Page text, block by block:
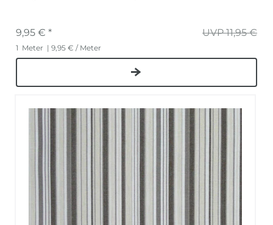
UVP 11,95 €
9,95 € *
1 Meter | 9,95 € / Meter